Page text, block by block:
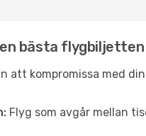
bästa flygbiljetten
att kompromissa med
Flyg som avgår mellan